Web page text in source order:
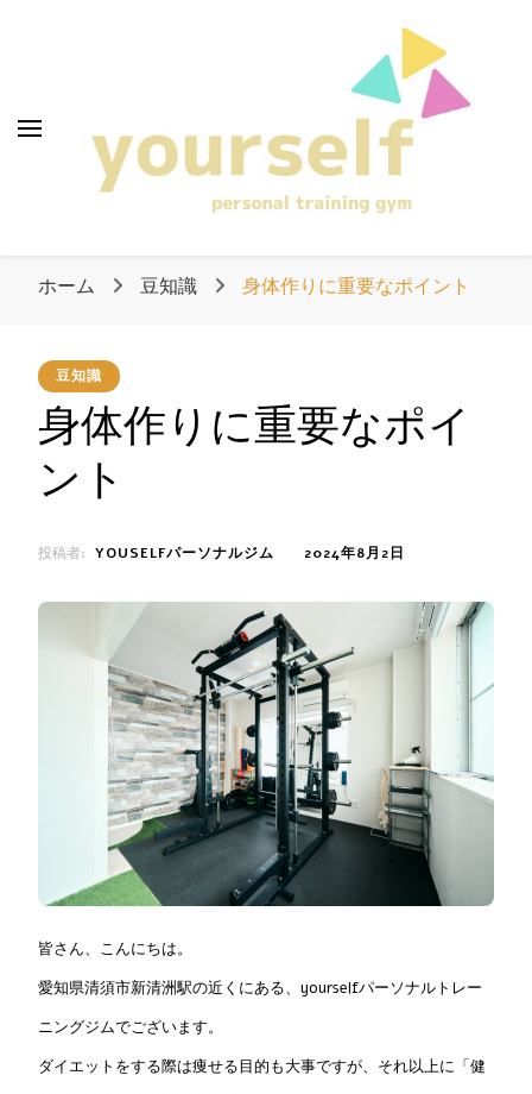
愛知県清須市のパーソ
ナルトレーニングジ
ム「yourself」
ソナルトレーニング
ホーム 豆知識 身体作りに重要なポイント
豆知識
身体作りに重要なポイ
ント
投稿者: YOUSELFパーソナルジム 2024年8月2日
皆さん、こんにちは。
愛知県清須市新清洲駅の近くにある、yourselfパーソナルトレー
ニングジムでございます。
ダイエットをする際は痩せる目的も大事ですが、それ以上に「健